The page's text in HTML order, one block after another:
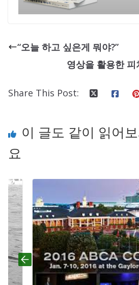
“오늘 하고 싶은게 뭐야?”
영상을 활용한 피
Share This Post:
이 글도 같이 읽어
요